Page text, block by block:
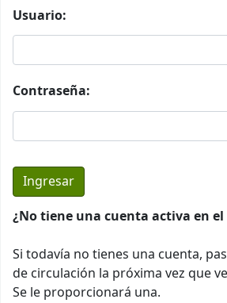
Usuario:
Contraseña:
¿No tiene una cuenta activa en
Si todavía no tienes una cuenta,
de circulación la próxima vez que
Se le proporcionará una.